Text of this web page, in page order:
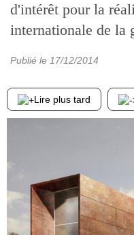
d'intérêt pour la
internationale de la
Publié le 17/12/2014
Lire plus tard